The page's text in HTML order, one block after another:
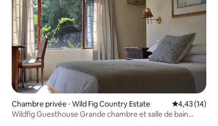
Chambre privée ⋅ Wild Fig Country Estate Évaluation
4,43 (14)
Wildfig Guesthouse Grande chambre et salle de bain